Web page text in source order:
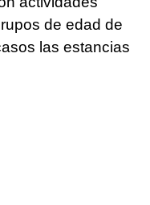
de edad de
las estancias